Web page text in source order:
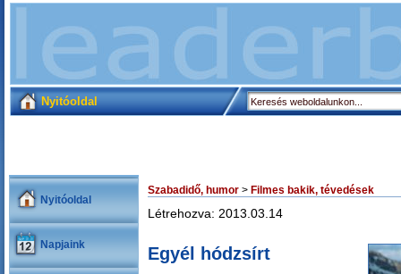
Nyitóoldal
Nyitóoldal
Napjaink
Szabadidő, humor > Filmes bakik, tévedések
Létrehozva: 2013.03.14
Egyél hódzsírt